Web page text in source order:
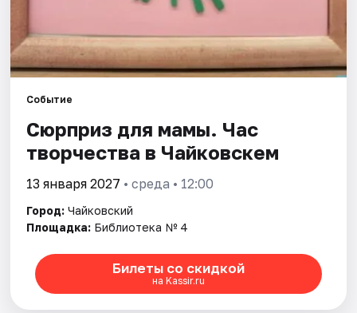
Событие
Сюрприз для мамы. Час
творчества в Чайковскем
13 января 2027 • среда • 12:00
Город: Чайковский
Площадка: Библиотека № 4
Билеты со скидкой
на Kassir.ru